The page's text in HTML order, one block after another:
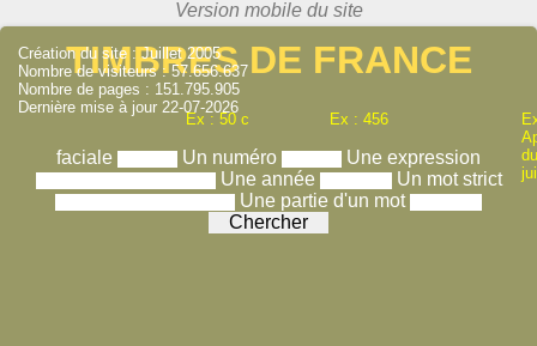
TIMBRES DE FRANCE
Ex : 50 c Ex : 456
faciale Un numéro
Une expression
Une année
Un mot strict
Une partie d'un mot
Création du site : Juillet 2005
Nombre de visiteurs : 57.656.637
Nombre de pages : 151.795.905
Dernière mise à jour 22-07-2026